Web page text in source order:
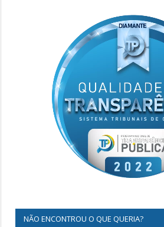
NÃO ENCONTROU O QUE QUERIA?